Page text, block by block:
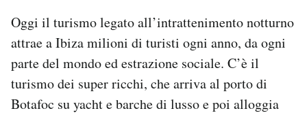
Oggi il turismo legato all’intrattenimento notturno
attrae a Ibiza milioni di turisti ogni anno, da ogni
parte del mondo ed estrazione sociale. C’è il
turismo dei super ricchi, che arriva al porto di
Botafoc su yacht e barche di lusso e poi alloggia